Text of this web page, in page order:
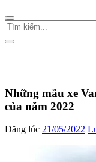
Những mẫu xe
của năm 2022
Đăng lúc 21/05/2022